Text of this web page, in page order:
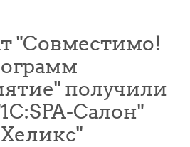
"Совместимо!
получили
Салон"